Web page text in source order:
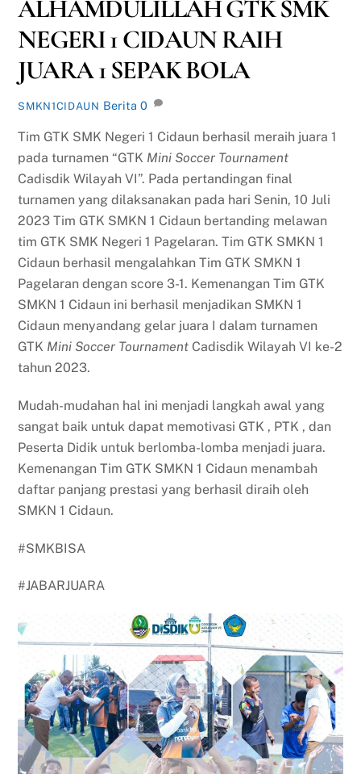
ALHAMDULILLAH GTK SMK
NEGERI 1 CIDAUN RAIH
JUARA 1 SEPAK BOLA
SMKN1CIDAUN Berita 0
Tim GTK SMK Negeri 1 Cidaun berhasil meraih juara 1
pada turnamen “GTK Mini Soccer Tournament
Cadisdik Wilayah VI”. Pada pertandingan final
turnamen yang dilaksanakan pada hari Senin, 10 Juli
2023 Tim GTK SMKN 1 Cidaun bertanding melawan
tim GTK SMK Negeri 1 Pagelaran. Tim GTK SMKN 1
Cidaun berhasil mengalahkan Tim GTK SMKN 1
Pagelaran dengan score 3-1. Kemenangan Tim GTK
SMKN 1 Cidaun ini berhasil menjadikan SMKN 1
Cidaun menyandang gelar juara I dalam turnamen
GTK Mini Soccer Tournament Cadisdik Wilayah VI ke-2
tahun 2023.
Mudah-mudahan hal ini menjadi langkah awal yang
sangat baik untuk dapat memotivasi GTK , PTK , dan
Peserta Didik untuk berlomba-lomba menjadi juara.
Kemenangan Tim GTK SMKN 1 Cidaun menambah
daftar panjang prestasi yang berhasil diraih oleh
SMKN 1 Cidaun.
#SMKBISA
#JABARJUARA